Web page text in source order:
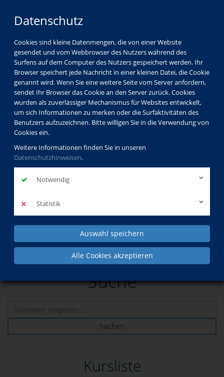
Datenschutz
Cookies sind kleine Datenmengen, die von einer Website
gesendet und vom Webbrowser des Nutzers während des
Surfens auf dem Computer des Nutzers gespeichert werden. Ihr
Browser speichert jede Nachricht in einer kleinen Datei, die Cookie
genannt wird. Wenn Sie eine weitere Seite vom Server anfordern,
sendet Ihr Browser das Cookie an den Server zurück. Cookies
wurden als zuverlässiger Mechanismus für Websites entwickelt,
um sich Informationen zu merken oder die Surfaktivitäten des
Benutzers aufzuzeichnen. Bitte willigen Sie in die Verwendung von
Cookies ein.
Weitere Informationen finden Sie in unseren
Datenschutzhinweisen.
Notwendig
Statistik
Auswahl speichern
Alle Cookies akzeptieren
Suche
Suchen
Kursliste